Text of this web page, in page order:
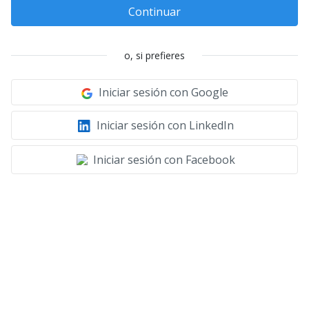
Continuar
o, si prefieres
Iniciar sesión con Google
Iniciar sesión con LinkedIn
Iniciar sesión con Facebook